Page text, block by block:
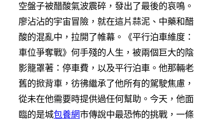
空盤子被醋酸氣波震碎，發出了最後的哀鳴。
廖沾沾的宇宙冒險，就在這片蒜泥、中藥和醋
酸的混亂中，拉開了帷幕。《平行泊車維度：
車位爭奪戰》何手殘的人生，被兩個巨大的陰
影籠罩著：停車費，以及平行泊車。他那輛老
舊的掀背車，彷彿繼承了他所有的駕駛焦慮，
從未在他需要時提供過任何幫助。今天，他面
臨的是城包養網市傳說中最恐怖的挑戰，一條